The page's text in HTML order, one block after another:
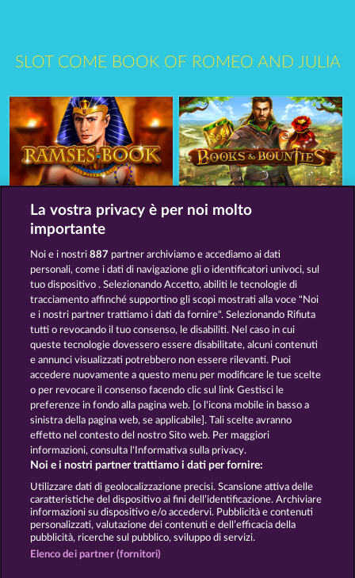
SLOT COME BOOK OF ROMEO AND JULIA
Magic Book Jack Potter and the Book of Dynasties
Termini e condizioni
Informativa sulla privacy Note legali
Società FAQ Facebook
Invia richiesta di recesso
La vostra privacy è per noi molto
importante
Noi e i nostri887 partner archiviamo e accediamo ai dati
personali, come i dati di navigazione gli o identificatori univoci, sul
tuo dispositivo . Selezionando Accetto, abiliti le tecnologie di
tracciamento affinché supportino gli scopi mostrati alla voce "Noi
e i nostri partner trattiamo i dati da fornire". Selezionando Rifiuta
tutti o revocando il tuo consenso, le disabiliti. Nel caso in cui
queste tecnologie dovessero essere disabilitate, alcuni contenuti
e annunci visualizzati potrebbero non essere rilevanti. Puoi
accedere nuovamente a questo menu per modificare le tue scelte
o per revocare il consenso facendo clic sul link Gestisci le
preferenze in fondo alla pagina web. [o l'icona mobile in basso a
sinistra della pagina web, se applicabile]. Tali scelte avranno
effetto nel contesto del nostro Sito web. Per maggiori
informazioni, consulta l'Informativa sulla privacy.
Noi e i nostri partner trattiamo i dati per fornire:
Utilizzare dati di geolocalizzazione precisi. Scansione attiva delle
caratteristiche del dispositivo ai fini dell’identificazione. Archiviare
informazioni su dispositivo e/o accedervi. Pubblicità e contenuti
personalizzati, valutazione dei contenuti e dell’efficacia della
pubblicità, ricerche sul pubblico, sviluppo di servizi.
Elenco dei partner (fornitori)